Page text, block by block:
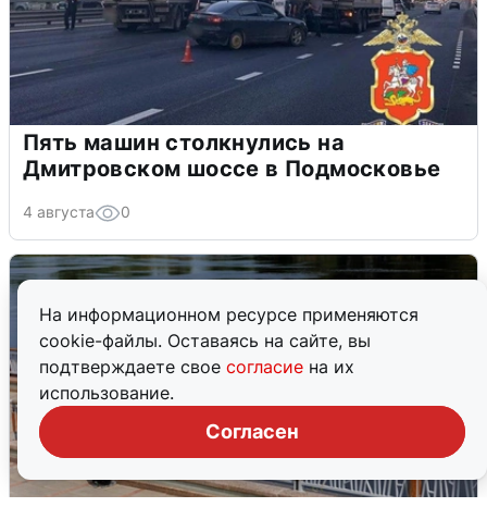
На информационном ресурсе применяются
cookie-файлы. Оставаясь на сайте, вы
подтверждаете свое согласие на их
использование.
Согласен
Пять машин столкнулись на
Дмитровском шоссе в Подмосковье
4 августа 0